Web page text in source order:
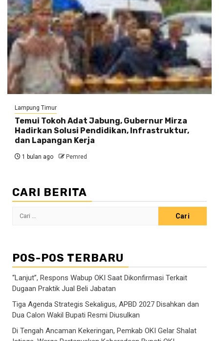
Lampung Timur
Temui Tokoh Adat Jabung, Gubernur Mirza
Hadirkan Solusi Pendidikan, Infrastruktur,
dan Lapangan Kerja
1 bulan ago Pemred
CARI BERITA
Cari
POS-POS TERBARU
“Lanjut”, Respons Wabup OKI Saat Dikonfirmasi Terkait
Dugaan Praktik Jual Beli Jabatan
Tiga Agenda Strategis Sekaligus, APBD 2027 Disahkan dan
Dua Calon Wakil Bupati Resmi Diusulkan
Di Tengah Ancaman Kekeringan, Pemkab OKI Gelar Shalat